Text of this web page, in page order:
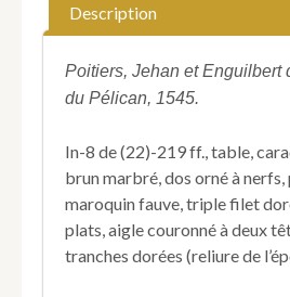
livres
de
ausquelz
sont
traictez
enseignemens
Description
Poitiers, Jehan et Enguilbert
du Pélican, 1545.
In-8 de (22)-219 ff., table,
brun marbré, dos orné à
maroquin fauve, triple filet
plats, aigle couronné à deux
tranches dorées (reliure de